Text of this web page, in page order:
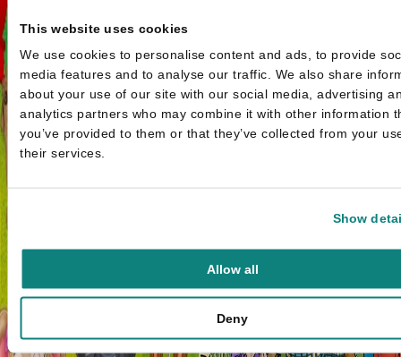
This website uses cookies
We use cookies to personalise content and ads, to provide
media features and to analyse our traffic. We also share
about your use of our site with our social media, advertising
analytics partners who may combine it with other information
you’ve provided to them or that they’ve collected from your
their services.
Show
Allow all
Deny